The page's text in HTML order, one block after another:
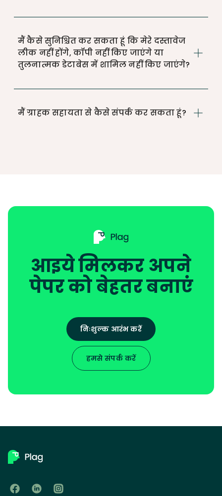
मैं कैसे सुनिश्चित कर सकता हूं कि मेरे दस्तावेज
लीक नहीं होंगे, कॉपी नहीं किए जाएंगे या
तुलनात्मक डेटाबेस में शामिल नहीं किए जाएंगे?
मैं ग्राहक सहायता से कैसे संपर्क कर सकता हूं?
आइये मिलकर अपने
पेपर को बेहतर बनाएं
निःशुल्क आरंभ करें
हमसे संपर्क करें